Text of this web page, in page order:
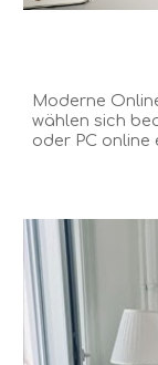
Moderne O
wählen sich
oder PC online